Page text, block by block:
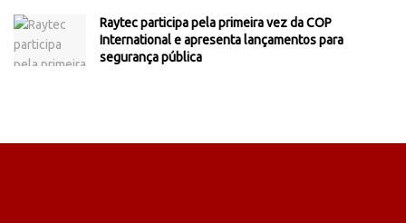
Raytec participa pela primeira vez da COP
International e apresenta lançamentos para
segurança pública